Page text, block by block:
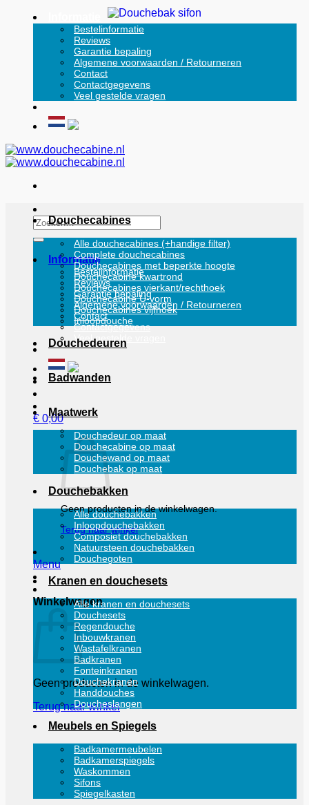
Bestelinformatie
Reviews
Garantie bepaling
Algemene voorwaarden / Retourneren
Contact
Contactgegevens
Veel gestelde vragen
Zoeken
naar:
Informatie
Bestelinformatie
Reviews
Garantie bepaling
Algemene voorwaarden / Retourneren
Contact
Contactgegevens
Veel gestelde vragen
€ 0,00
Geen producten in de winkelwagen.
Terug naar winkel
Menu
Winkelwagen
Geen producten in de winkelwagen.
Terug naar winkel
Douchecabines
Alle douchecabines (+handige filter)
Complete douchecabines
Douchecabines met beperkte hoogte
Douchecabine kwartrond
Douchecabines vierkant/rechthoek
Douchecabine U-vorm
Douchecabines vijfhoek
Inloopdouche
Douchedeuren
Badwanden
Maatwerk
Douchedeur op maat
Douchecabine op maat
Douchewand op maat
Douchebak op maat
Douchebakken
Alle douchebakken
Inloopdouchebakken
Composiet douchebakken
Natuursteen douchebakken
Douchegoten
Kranen en douchesets
Alle kranen en douchesets
Douchesets
Regendouche
Inbouwkranen
Wastafelkranen
Badkranen
Fonteinkranen
Douchekranen
Handdouches
Doucheslangen
Meubels en Spiegels
Badkamermeubelen
Badkamerspiegels
Waskommen
Sifons
Spiegelkasten